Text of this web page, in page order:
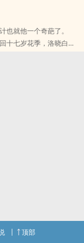
的表情。
“还商周？我看上周的
霍严气冲冲的摔门而
也就他一个奇葩了。
十七岁花季，洛晓白瞬
顶部